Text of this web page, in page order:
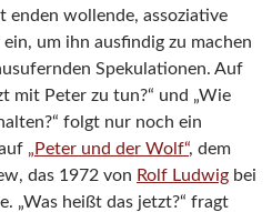
enden wollende, assoziative
um ihn ausfindig zu machen
Spekulationen. Auf
mit Peter zu tun?“ und „Wie
folgt nur noch ein
„Peter und der Wolf“, dem
das 1972 von Rolf Ludwig bei
„Was heißt das jetzt?“ fragt